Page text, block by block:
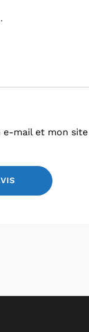
mail et mon